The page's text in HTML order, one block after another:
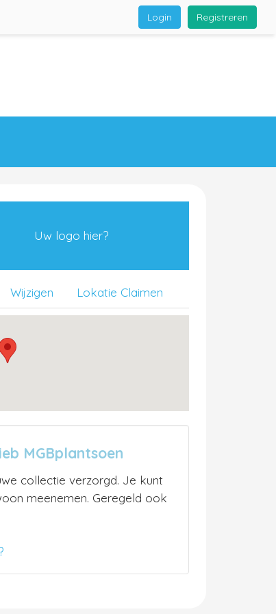
Registreren
Login
Uw logo hier?
Lokatie Claimen
Wijzigen
MGBplantsoen
collectie verzorgd. Je kunt
meenemen. Geregeld ook